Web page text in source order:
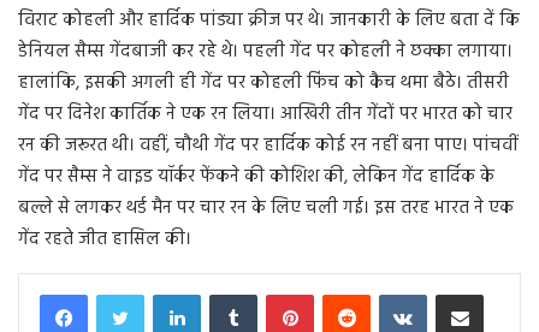
विराट कोहली और हार्दिक पांड्या क्रीज पर थे। जानकारी के लिए बता दें कि
डेनियल सैम्स गेंदबाजी कर रहे थे। पहली गेंद पर कोहली ने छक्का लगाया।
हालांकि, इसकी अगली ही गेंद पर कोहली फिंच को कैच थमा बैठे। तीसरी
गेंद पर दिनेश कार्तिक ने एक रन लिया। आखिरी तीन गेंदों पर भारत को चार
रन की जरूरत थी। वहीं, चौथी गेंद पर हार्दिक कोई रन नहीं बना पाए। पांचवीं
गेंद पर सैम्स ने वाइड यॉर्कर फेंकने की कोशिश की, लेकिन गेंद हार्दिक के
बल्ले से लगकर थर्ड मैन पर चार रन के लिए चली गई। इस तरह भारत ने एक
गेंद रहते जीत हासिल की।
LinkedInTumblr PinterestReddit VKontakteShare via Email